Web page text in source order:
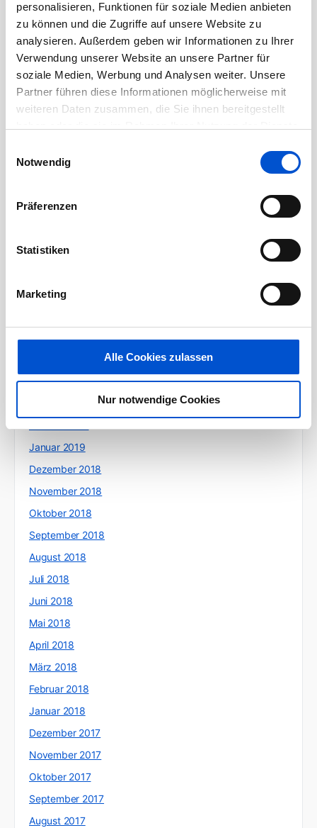
personalisieren, Funktionen für soziale Medien anbieten
zu können und die Zugriffe auf unsere Website zu
analysieren. Außerdem geben wir Informationen zu Ihrer
Verwendung unserer Website an unsere Partner für
soziale Medien, Werbung und Analysen weiter. Unsere
Partner führen diese Informationen möglicherweise mit
weiteren Daten zusammen, die Sie ihnen bereitgestellt
Notwendig
Präferenzen
Statistiken
Marketing
Alle Cookies zulassen
Nur notwendige Cookies
September 2020
August 2020
Juli 2020
Juni 2020
Mai 2020
Februar 2020
Dezember 2019
Oktober 2019
August 2019
Juni 2019
April 2019
Januar 2019
Dezember 2018
November 2018
Oktober 2018
September 2018
August 2018
Juli 2018
Juni 2018
Mai 2018
April 2018
März 2018
Februar 2018
Januar 2018
Dezember 2017
November 2017
Oktober 2017
September 2017
August 2017